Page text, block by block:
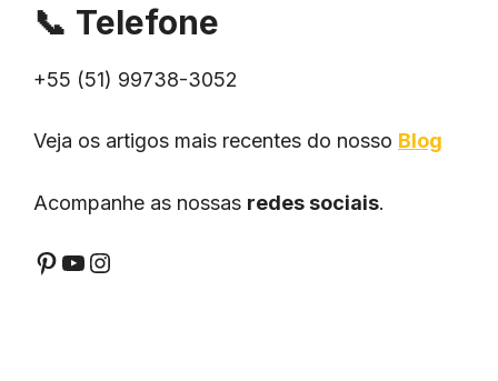
📞 Telefone
+55 (51) 99738-3052
Veja os artigos mais recentes do nosso Blog
Acompanhe as nossas redes sociais.
Pinterest
YouTube
Instagram